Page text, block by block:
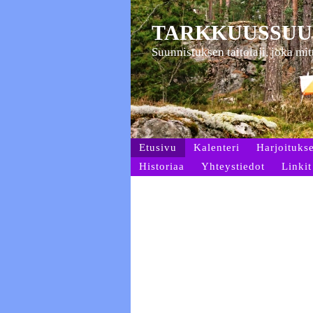
Suunnistuksen taitolaji, joka
Etusivu Kalenteri
Historiaa
Yhteystiedot Linkit